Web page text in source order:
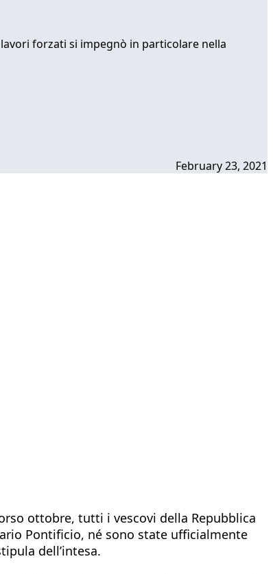
forzati si impegnò in particolare nella
February 23, 2021
ottobre, tutti i vescovi della Repubblica
Pontificio, né sono state ufficialmente
dell’intesa.